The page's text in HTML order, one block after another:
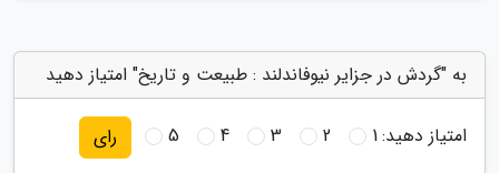
به "گردش در جزایر نیوفاندلند : طبیعت و تاریخ" امتیاز دهید
امتیاز دهید:1
2
3
4
5 رای